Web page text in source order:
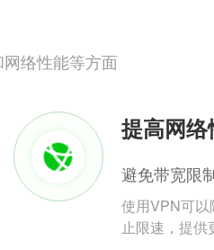
络性能等方面
提高网络
避免带宽限
使用VPN可
止限速，提供